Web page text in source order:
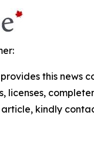
provides this news
licenses,
kindly